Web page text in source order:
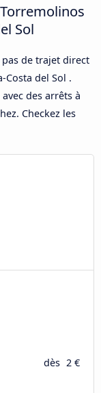
Sol
de trajet direct
Costa del Sol .
des arrêts à
Checkez les
dès 2 €